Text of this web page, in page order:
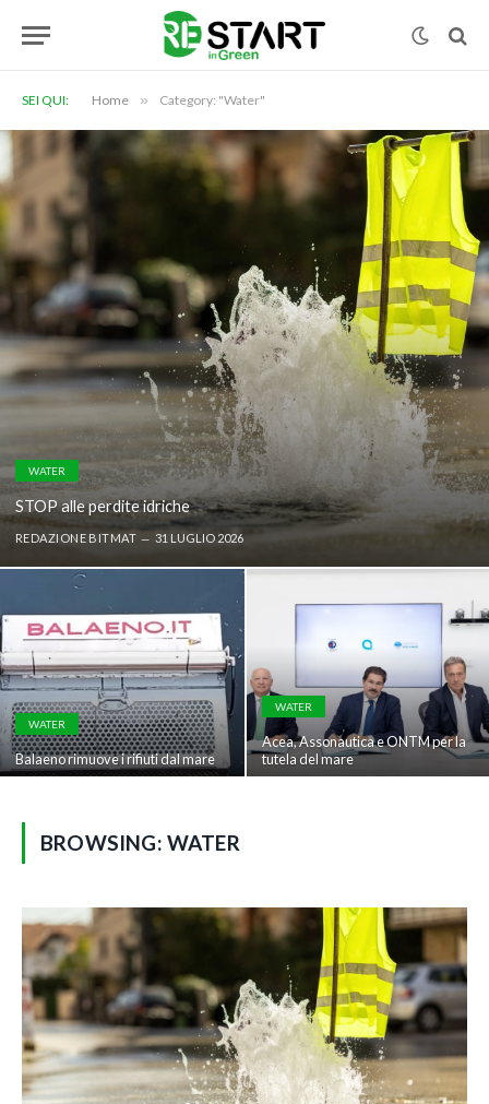
SEI QUI: Home » Category: "Water"
WATER
STOP alle perdite idriche
REDAZIONE BITMAT 31 LUGLIO 2026
WATER
Balaeno rimuove i rifiuti dal mare
WATER
Acea, Assonautica e ONTM per la
tutela del mare
BROWSING: WATER